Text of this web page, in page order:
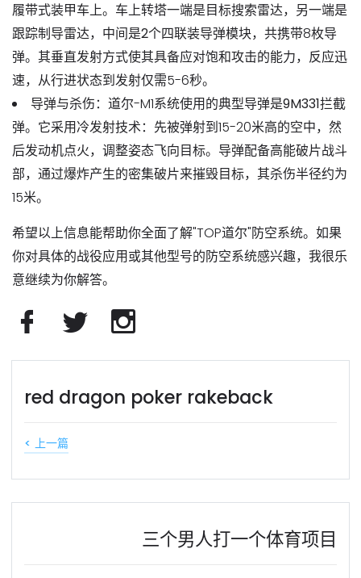
履带式装甲车上。车上转塔一端是目标搜索雷达，另一端是
跟踪制导雷达，中间是2个四联装导弹模块，共携带8枚导
弹。其垂直发射方式使其具备应对饱和攻击的能力，反应迅
速，从行进状态到发射仅需5-6秒。
导弹与杀伤：道尔-M1系统使用的典型导弹是9M331拦截
弹。它采用冷发射技术：先被弹射到15-20米高的空中，然
后发动机点火，调整姿态飞向目标。导弹配备高能破片战斗
部，通过爆炸产生的密集破片来摧毁目标，其杀伤半径约为
15米。
希望以上信息能帮助你全面了解"TOP道尔"防空系统。如果
你对具体的战役应用或其他型号的防空系统感兴趣，我很乐
意继续为你解答。
red dragon poker rakeback
< 上一篇
三个男人打一个体育项目